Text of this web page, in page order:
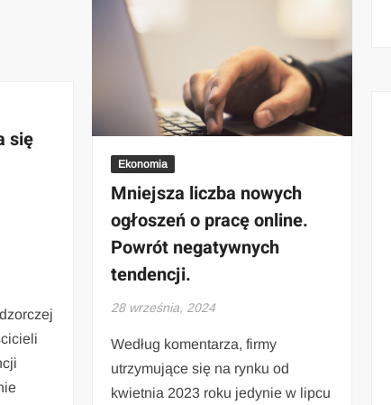
się
Ekonomia
Mniejsza liczba nowych
ogłoszeń o pracę online.
Powrót negatywnych
tendencji.
28 września, 2024
Według komentarza, firmy
utrzymujące się na rynku od
kwietnia 2023 roku jedynie w lipcu